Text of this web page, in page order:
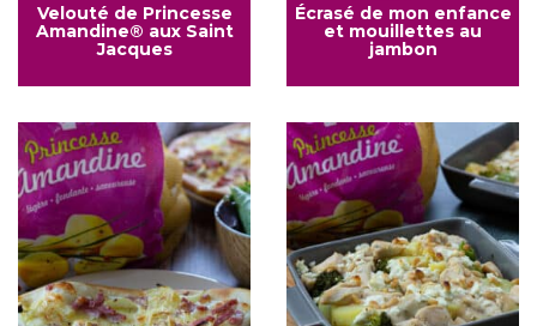
Velouté de Princesse
Amandine® aux Saint
Jacques
Écrasé de mon enfance
et mouillettes au
jambon